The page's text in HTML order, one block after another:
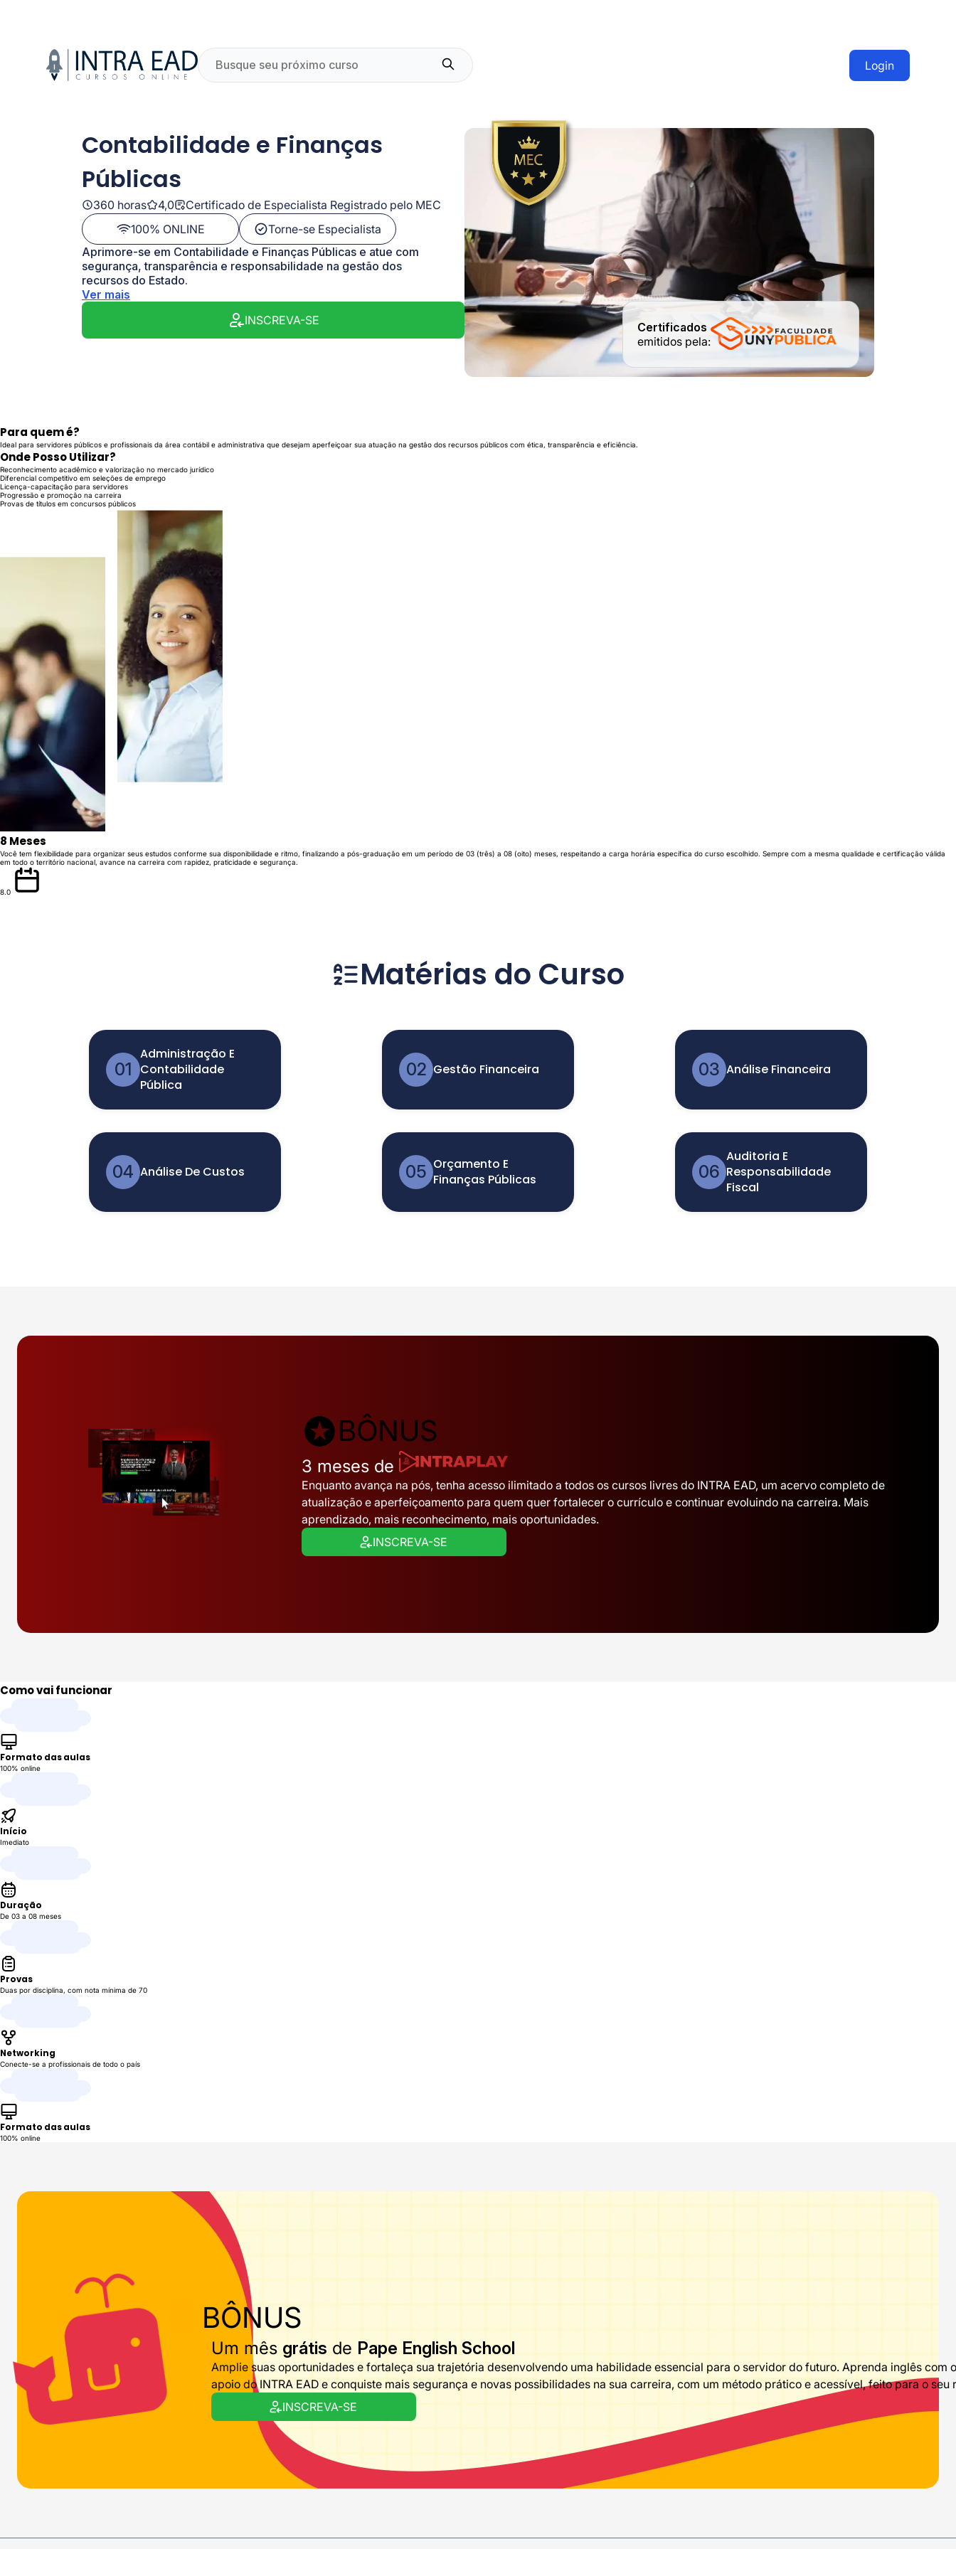
Login
Contabilidade e Finanças
Públicas
Certificado de Especialista Registrado pelo MEC
360 horas
4,0
100% ONLINE
Torne-se Especialista
Aprimore-se em Contabilidade e Finanças Públicas e atue com
segurança, transparência e responsabilidade na gestão dos
recursos do Estado.
Ver mais
INSCREVA-SE
Certificados
emitidos pela:
Para quem é?
Ideal para servidores públicos e profissionais da área contábil e administrativa que desejam aperfeiçoar sua atuação na gestão dos recursos públicos com ética, transparência e eficiência.
Onde Posso Utilizar?
Reconhecimento acadêmico e valorização no mercado jurídico
Diferencial competitivo em seleções de emprego
Licença-capacitação para servidores
Progressão e promoção na carreira
Provas de títulos em concursos públicos
8 Meses
Você tem flexibilidade para organizar seus estudos conforme sua disponibilidade e ritmo, finalizando a pós-graduação em um período de 03 (três) a 08 (oito) meses, respeitando a carga horária específica do curso escolhido. Sempre com a mesma qualidade e certificação válida
em todo o território nacional, avance na carreira com rapidez, praticidade e segurança.
8.0
Matérias do Curso
01
Administração E
Contabilidade
Pública
02 Gestão Financeira 03 Análise Financeira
04 Análise De Custos 05 Orçamento E
Finanças Públicas
06
Auditoria E
Responsabilidade
Fiscal
BÔNUS
3 meses de
Enquanto avança na pós, tenha acesso ilimitado a todos os cursos livres do INTRA EAD, um acervo completo de
atualização e aperfeiçoamento para quem quer fortalecer o currículo e continuar evoluindo na carreira. Mais
aprendizado, mais reconhecimento, mais oportunidades.
INSCREVA-SE
Como vai funcionar
Formato das aulas
100% online
Início
Imediato
Duração
De 03 a 08 meses
Provas
Duas por disciplina, com nota mínima de 70
Networking
Conecte-se a profissionais de todo o país
Formato das aulas
100% online
BÔNUS
Um mês grátis de Pape English School
Amplie suas oportunidades e fortaleça sua trajetória desenvolvendo uma habilidade essencial para o servidor do futuro. Aprenda inglês com o
apoio do INTRA EAD e conquiste mais segurança e novas possibilidades na sua carreira, com um método prático e acessível, feito para o seu
INSCREVA-SE